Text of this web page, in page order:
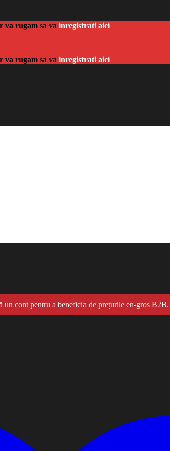
va rugam sa va inregistrati aici
va rugam sa va inregistrati aici
un cont pentru a beneficia de prețurile en-gros B2B.